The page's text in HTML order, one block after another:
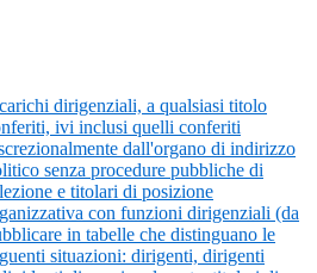
dirigenziali, a qualsiasi titolo
ivi inclusi quelli conferiti
dall'organo di indirizzo
senza procedure pubbliche di
e titolari di posizione
con funzioni dirigenziali (da
in tabelle che distinguano le
situazioni: dirigenti, dirigenti